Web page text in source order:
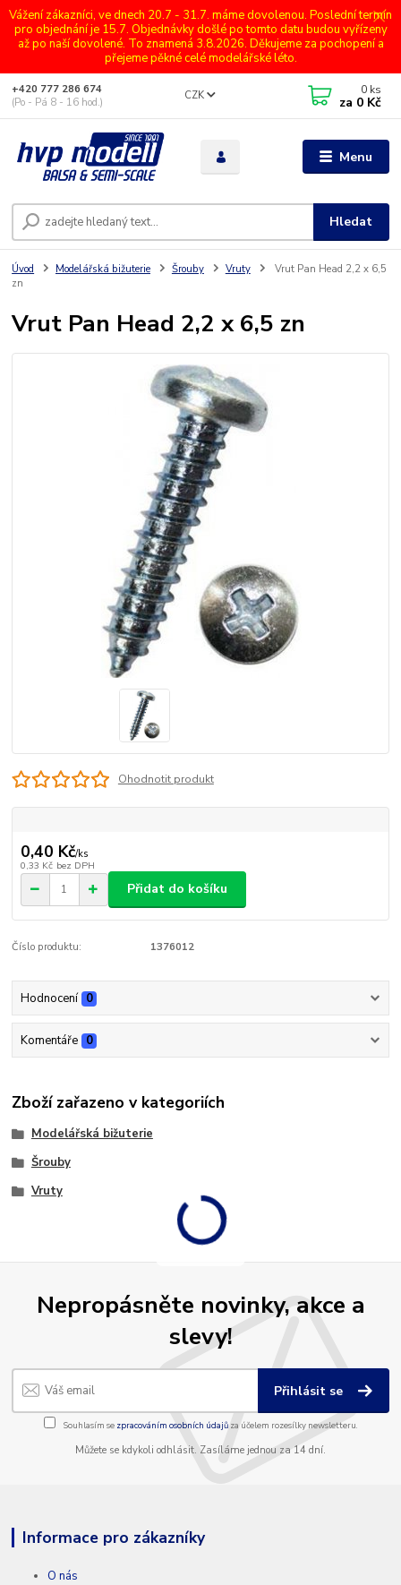
Vážení zákazníci, ve dnech 20.7 - 31.7. máme dovolenou. Poslední termín
pro objednání je 15.7. Objednávky došlé po tomto datu budou vyřízeny
až po naší dovolené. To znamená 3.8.2026. Děkujeme za pochopení a
přejeme pěkné celé modelářské léto.
Menu
CZK
Hledat
+420 777 286 674
(Po - Pá 8 - 16 hod.)
0 ks
za 0 Kč
Úvod Modelářská bižuterie Šrouby Vruty
Vrut Pan Head 2,2 x 6,5
zn
Vrut Pan Head 2,2 x 6,5 zn
Ohodnotit produkt
0,40 Kč/ks
0,33 Kč bez DPH
Přidat do košíku
Číslo produktu: 1376012
Hodnocení 0
Komentáře 0
Zboží zařazeno v kategoriích
Modelářská bižuterie
Šrouby
Vruty
Nepropásněte novinky, akce a
slevy!
Přihlásit se
Souhlasím se zpracováním osobních údajůza účelem rozesílky newsletteru.
Můžete se kdykoli odhlásit. Zasíláme jednou za 14 dní.
Informace pro zákazníky
O nás